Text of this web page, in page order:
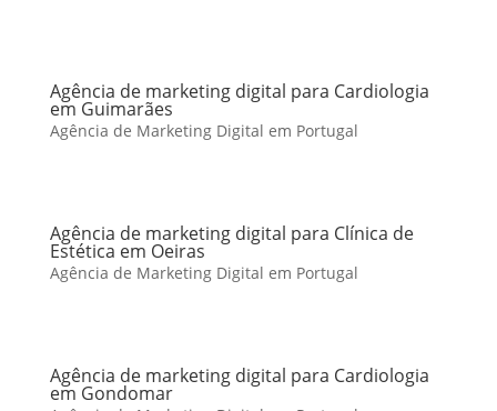
Agência de marketing digital para Cardiologia
em Guimarães
Agência de Marketing Digital em Portugal
Agência de marketing digital para Clínica de
Estética em Oeiras
Agência de Marketing Digital em Portugal
Agência de marketing digital para Cardiologia
em Gondomar